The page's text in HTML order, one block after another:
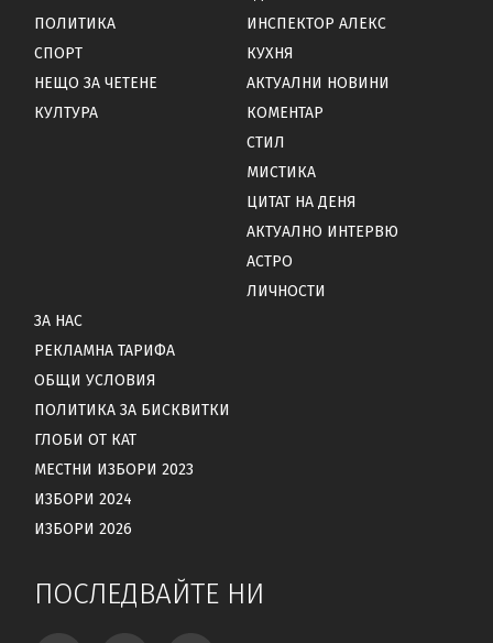
ПОЛИТИКА
СПОРТ
НЕЩО ЗА ЧЕТЕНЕ
КУЛТУРА
ИНСПЕКТОР АЛЕКС
КУХНЯ
АКТУАЛНИ НОВИНИ
КОМЕНТАР
СТИЛ
МИСТИКА
ЦИТАТ НА ДЕНЯ
АКТУАЛНО ИНТЕРВЮ
АСТРО
ЛИЧНОСТИ
ЗА НАС
РЕКЛАМНА ТАРИФА
ОБЩИ УСЛОВИЯ
ПОЛИТИКА ЗА БИСКВИТКИ
ГЛОБИ ОТ КАТ
МЕСТНИ ИЗБОРИ 2023
ИЗБОРИ 2024
ИЗБОРИ 2026
ПОСЛЕДВАЙТЕ НИ